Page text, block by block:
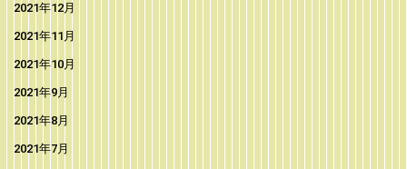
2021年12月
2021年11月
2021年10月
2021年9月
2021年8月
2021年7月